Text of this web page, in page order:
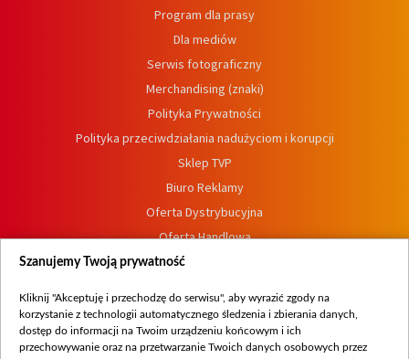
Program dla prasy
Dla mediów
Serwis fotograficzny
Merchandising (znaki)
Polityka Prywatności
Polityka przeciwdziałania nadużyciom i korupcji
Sklep TVP
Biuro Reklamy
Oferta Dystrybucyjna
Oferta Handlowa
Dostępność
Procedura zgłoszeń wewnętrznych
Szanujemy Twoją prywatność
Kliknij "Akceptuję i przechodzę do serwisu", aby wyrazić zgody na
korzystanie z technologii automatycznego śledzenia i zbierania danych,
dostęp do informacji na Twoim urządzeniu końcowym i ich
przechowywanie oraz na przetwarzanie Twoich danych osobowych przez